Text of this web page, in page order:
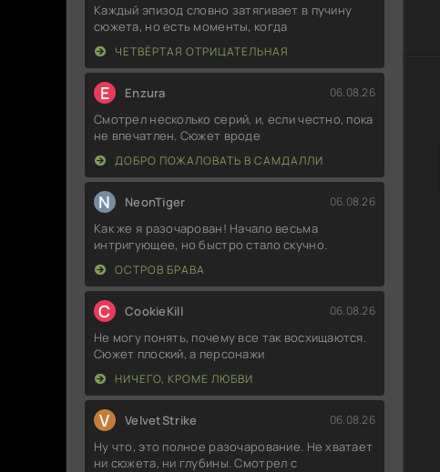
Каждый эпизод словно затягивает в пучину
сюжета, но есть моменты, когда
ЧЕТВЁРТАЯ ОТРИЦАТЕЛЬНАЯ
E Enzura 06.08.26
Смотрел несколько серий, и, если честно, пока
не впечатлен. Сюжет вроде
ДОБРО ПОЖАЛОВАТЬ В САМДАЛЛИ
N NeonTiger 06.08.26
Как же я разочарован! Начало весьма
интригующее, но быстро стало скучно.
ОСТРОВ БРАВА
C CookieKill 06.08.26
Не могу понять, почему все так восхищаются.
Сюжет плоский, а персонажи
НИЧЕГО, КРОМЕ ЛЮБВИ
V VelvetStrike 06.08.26
Ну что, это полное разочарование. Не хватает
ни сюжета, ни глубины. Смотрел с